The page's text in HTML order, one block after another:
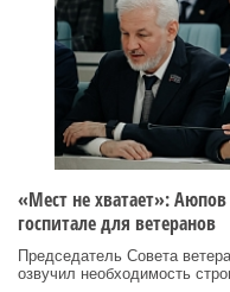
«Мест не хватает»:
госпитале для ветеранов
Председатель Совета
озвучил необходимость